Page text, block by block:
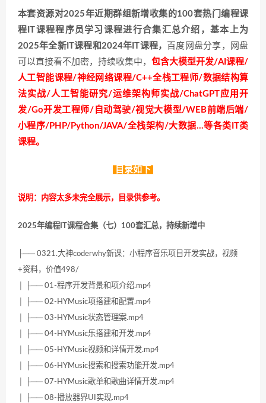
本套资源对2025年近期群组新增收集的100套热门编程课
程IT课程程序员学习课程进行合集汇总介绍，基本上为
2025年全新IT课程和2024年IT课程，
百度网盘分享，网盘
可以直接看不加密，持续收集中， 包含大模型开发/AI课程/
人工智能课程/神经网络课程/C++全栈工程师/数据结构算
法实战/人工智能研究/运维架构师实战/ChatGPT应用开
发/Go开发工程师/自动驾驶/视觉大模型/WEB前端后端/
小程序/PHP/Python/JAVA/全栈架构/大数据…等各类IT类
课程。
目录如下
说明：内容太多未完全展示，目录供参考。
2025年编程IT课程合集（七）100套汇总，持续新增中
├── 0321.大神coderwhy新课：小程序音乐项目开发实战，视频
+资料，价值498/
│ ├── 01-程序开发背景和项介绍.mp4
│ ├── 02-HYMusic项搭建和配置.mp4
│ ├── 03-HYMusic状态管理案.mp4
│ ├── 04-HYMusic乐搭建和开发.mp4
│ ├── 05-HYMusic视频和详情开发.mp4
│ ├── 06-HYMusic搜索和搜索功能开发.mp4
│ ├── 07-HYMusic歌单和歌曲详情开发.mp4
│ ├── 08-播放器界UI实现.mp4